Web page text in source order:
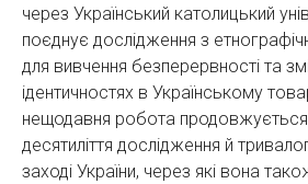
через Український католицький
поєднує дослідження з
для вивчення безперервності та
ідентичностях в Українському
нещодавня робота
десятиліття дослідження й
заході України, через які вона